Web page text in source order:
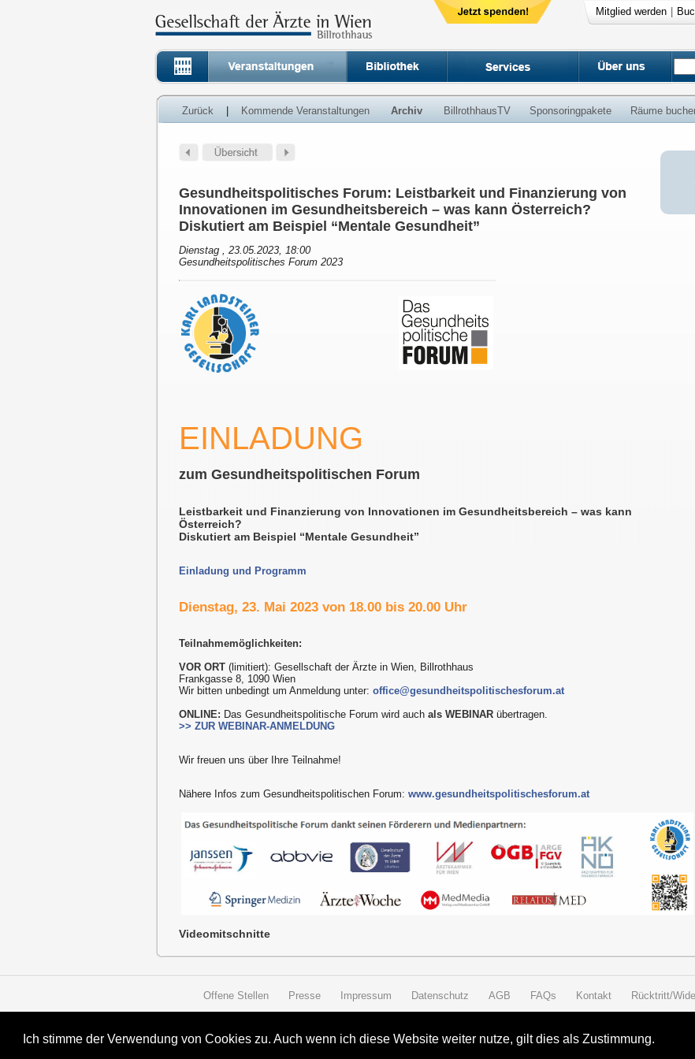
Ich stimme der Verwendung von Cookies zu. Auch wenn ich diese Website weiter nutze, gilt dies als Zustimmung.
Mitglied werden
Zurück Kommende Veranstaltungen Archiv BillrothhausTV Sponsoringpakete Räume
Gesundheitspolitisches Forum: Leistbarkeit und Finanzierung von
Innovationen im Gesundheitsbereich – was kann Österreich?
Diskutiert am Beispiel “Mentale Gesundheit”
Dienstag , 23.05.2023, 18:00
Gesundheitspolitisches Forum 2023
EINLADUNG
zum Gesundheitspolitischen Forum
Leistbarkeit und Finanzierung von Innovationen im Gesundheitsbereich – was kann
Österreich?
Diskutiert am Beispiel “Mentale Gesundheit”
Einladung und Programm
Dienstag, 23. Mai 2023 von 18.00 bis 20.00 Uhr
Teilnahmemöglichkeiten:
VOR ORT (limitiert): Gesellschaft der Ärzte in Wien, Billrothhaus
Frankgasse 8, 1090 Wien
Wir bitten unbedingt um Anmeldung unter: office@gesundheitspolitischesforum.at
ONLINE: Das Gesundheitspolitische Forum wird auch als WEBINAR übertragen.
>> ZUR WEBINAR-ANMELDUNG
Wir freuen uns über Ihre Teilnahme!
Nähere Infos zum Gesundheitspolitischen Forum: www.gesundheitspolitischesforum.at
Videomitschnitte
Offene Stellen Presse Impressum Datenschutz AGB FAQs Kontakt Rücktritt/